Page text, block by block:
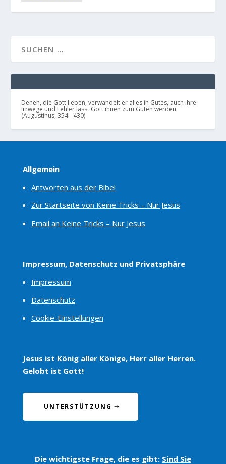
Denen, die Gott lieben, verwandelt er alles in Gutes, auch ihre
Irrwege und Fehler lässt Gott ihnen zum Guten werden.
(Augustinus, 354 - 430)
Allgemein
Antworten aus der Bibel
Zur Startseite von Keine Tricks – Nur Jesus
Email an Keine Tricks – Nur Jesus
Impressum, Datenschutz und Privatsphäre
Impressum
Datenschutz
Cookie-Einstellungen
Jesus ist König aller Könige, Herr aller Herren.
Gelobt ist Gott!
UNTERSTÜTZUNG
Die wichtigste Frage, die es gibt: Sind Sie